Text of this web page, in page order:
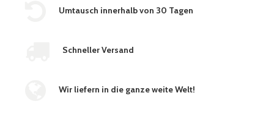
Umtausch innerhalb von 30 Tagen
Schneller Versand
Wir liefern in die ganze weite Welt!